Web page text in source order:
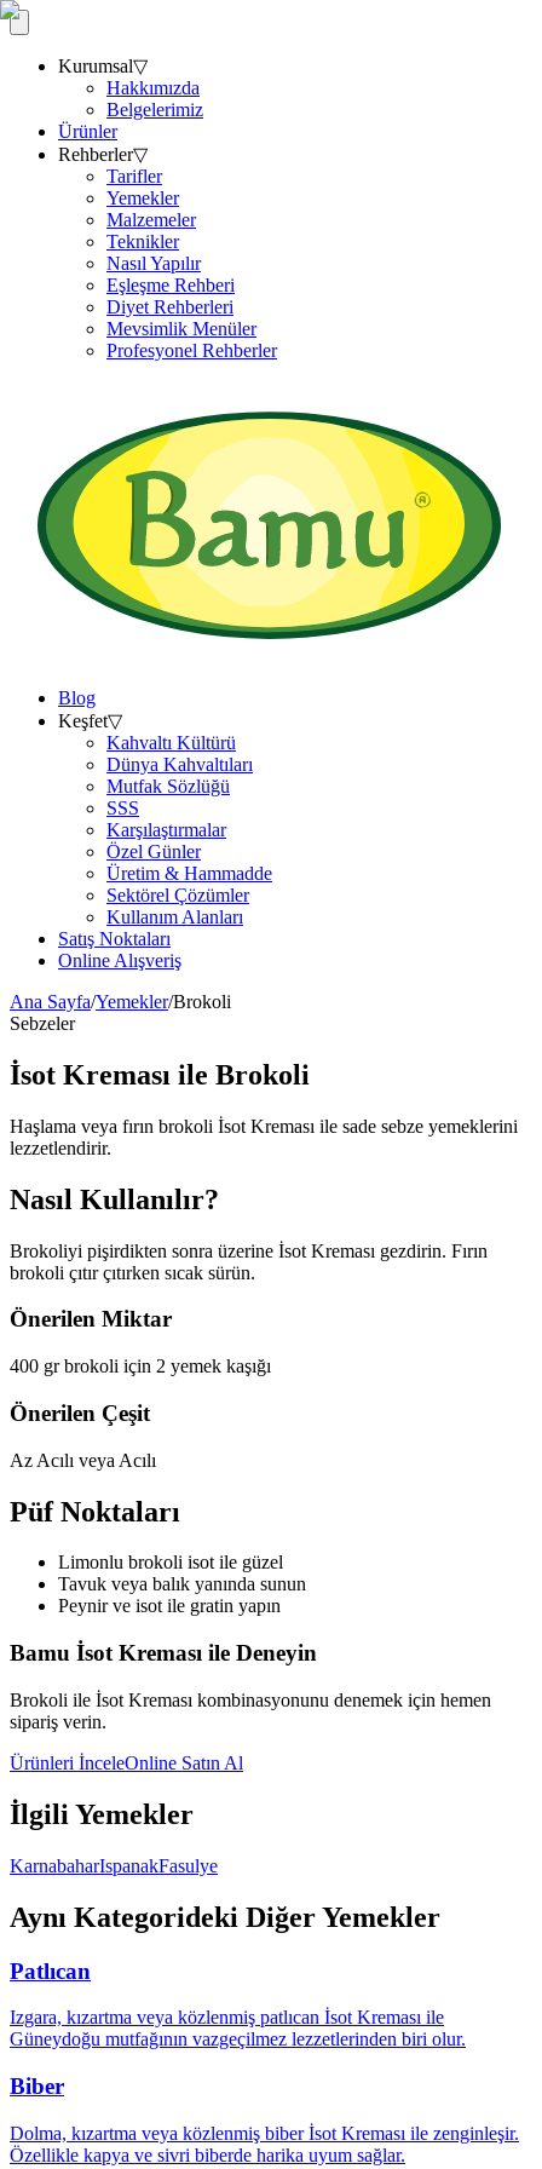
Kurumsal▽
Hakkımızda
Belgelerimiz
Ürünler
Rehberler▽
Tarifler
Yemekler
Malzemeler
Teknikler
Nasıl Yapılır
Eşleşme Rehberi
Diyet Rehberleri
Mevsimlik Menüler
Profesyonel Rehberler
Blog
Keşfet▽
Kahvaltı Kültürü
Dünya Kahvaltıları
Mutfak Sözlüğü
SSS
Karşılaştırmalar
Özel Günler
Üretim & Hammadde
Sektörel Çözümler
Kullanım Alanları
Satış Noktaları
Online Alışveriş
Ana Sayfa/Yemekler/Brokoli
Sebzeler
İsot Kreması ile Brokoli
Haşlama veya fırın brokoli İsot Kreması ile sade sebze yemeklerini
lezzetlendirir.
Nasıl Kullanılır?
Brokoliyi pişirdikten sonra üzerine İsot Kreması gezdirin. Fırın
brokoli çıtır çıtırken sıcak sürün.
Önerilen Miktar
400 gr brokoli için 2 yemek kaşığı
Önerilen Çeşit
Az Acılı veya Acılı
Püf Noktaları
Limonlu brokoli isot ile güzel
Tavuk veya balık yanında sunun
Peynir ve isot ile gratin yapın
Bamu İsot Kreması ile Deneyin
Brokoli ile İsot Kreması kombinasyonunu denemek için hemen
sipariş verin.
Ürünleri İnceleOnline Satın Al
İlgili Yemekler
KarnabaharIspanakFasulye
Aynı Kategorideki Diğer Yemekler
Patlıcan
Izgara, kızartma veya közlenmiş patlıcan İsot Kreması ile
Güneydoğu mutfağının vazgeçilmez lezzetlerinden biri olur.
Biber
Dolma, kızartma veya közlenmiş biber İsot Kreması ile zenginleşir.
Özellikle kapya ve sivri biberde harika uyum sağlar.